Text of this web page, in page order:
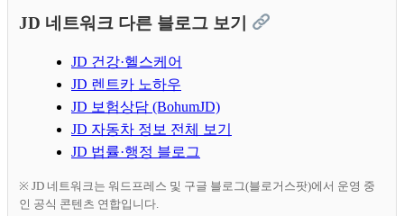
JD 네트워크 다른 블로그 보기
JD 건강·헬스케어
JD 렌트카 노하우
JD 보험상담 (BohumJD)
JD 자동차 정보 전체 보기
JD 법률·행정 블로그
※ JD 네트워크는 워드프레스 및 구글 블로그(블로거스팟)에서 운영 중
인 공식 콘텐츠 연합입니다.